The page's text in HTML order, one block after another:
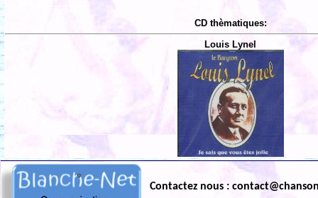
CD thèmatiques:
Louis Lynel
Contactez nous :